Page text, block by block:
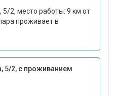
5/2, место работы: 9 км от
проживает в
5/2, с проживанием